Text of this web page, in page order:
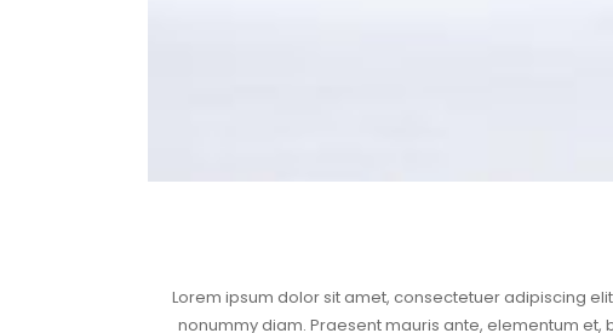
Lorem ipsum dolor sit amet, consectetuer adipiscing
nonummy diam. Praesent mauris ante, elementum et,